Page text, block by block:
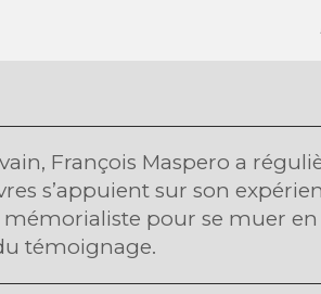
François Maspero a
s’appuient sur son
mémorialiste pour se muer
témoignage.